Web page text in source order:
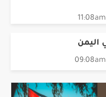
اليمن